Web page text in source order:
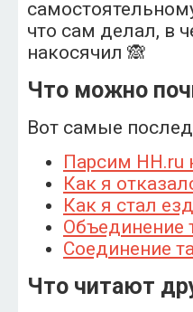
что сам делал, в
накосячил 🙈
Что можно
Вот самые
Парсим HH.ru
Как я
Как я стал
Объединение
Соединение
Что читают